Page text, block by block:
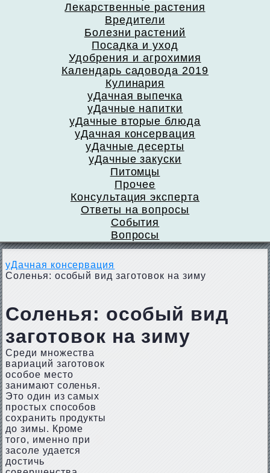
Лекарственные растения
Вредители
Болезни растений
Посадка и уход
Удобрения и агрохимия
Календарь садовода 2019
Кулинария
уДачная выпечка
уДачные напитки
уДачные вторые блюда
уДачная консервация
уДачные десерты
уДачные закуски
Питомцы
Прочее
Консультация эксперта
Ответы на вопросы
События
Вопросы
уДачная консервация
Соленья: особый вид заготовок на зиму
Соленья: особый вид
заготовок на зиму
Среди множества
вариаций заготовок
особое место
занимают соленья.
Это один из самых
простых способов
сохранить продукты
до зимы. Кроме
того, именно при
засоле удается
достичь